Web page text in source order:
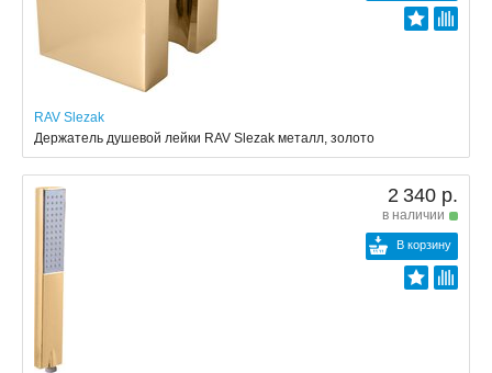
RAV Slezak
Держатель душевой лейки RAV Slezak металл, золото
2 340 р.
в наличии
В корзину